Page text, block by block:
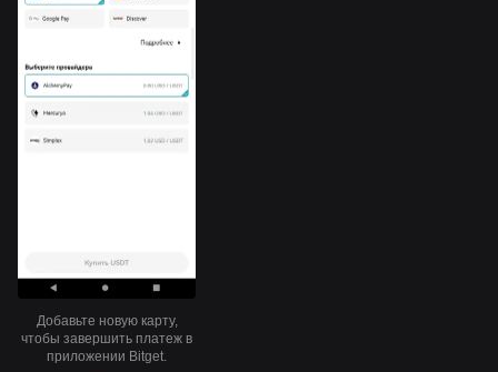
Добавьте новую карту,
чтобы завершить платеж в
приложении Bitget.